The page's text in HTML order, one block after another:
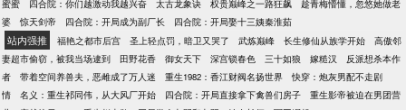
蜜蜜
四合院：你们越激动我越兴奋 太古龙象诀 权贵巅峰之一路狂飙
趁青梅懵懂，忽悠她做老
婆
惊天剑帝 四合院：开局成为副厂长 四合院：开局娶十三姨秦淮茹
站内强推 福艳之都市后宫 圣上轻点罚，暗卫又哭了 武炼巅峰 长生修仙从族学开始
高傲邻
妻超市偷窃，被我当场逮到
田野花香 御女天下 深宫锁春色 三十如狼 嫁糙汉
反派想杀本作
者
带着空间养兽夫，恶雌成了万人迷 重生1982：香江财阀名扬世界
快穿：炮灰男配不走剧
情
名义：重生祁同伟，从大风厂开始 四合院：开局直接拿下禽兽们房子
重生影帝被迫在男团营